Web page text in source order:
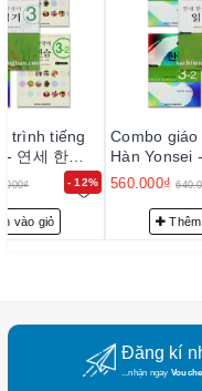
- 12%
trình tiếng
연세 한국
vào giỏ
Combo
Hàn Yonsei
어 3
560.000₫
Đăng kí
...nhận ngay